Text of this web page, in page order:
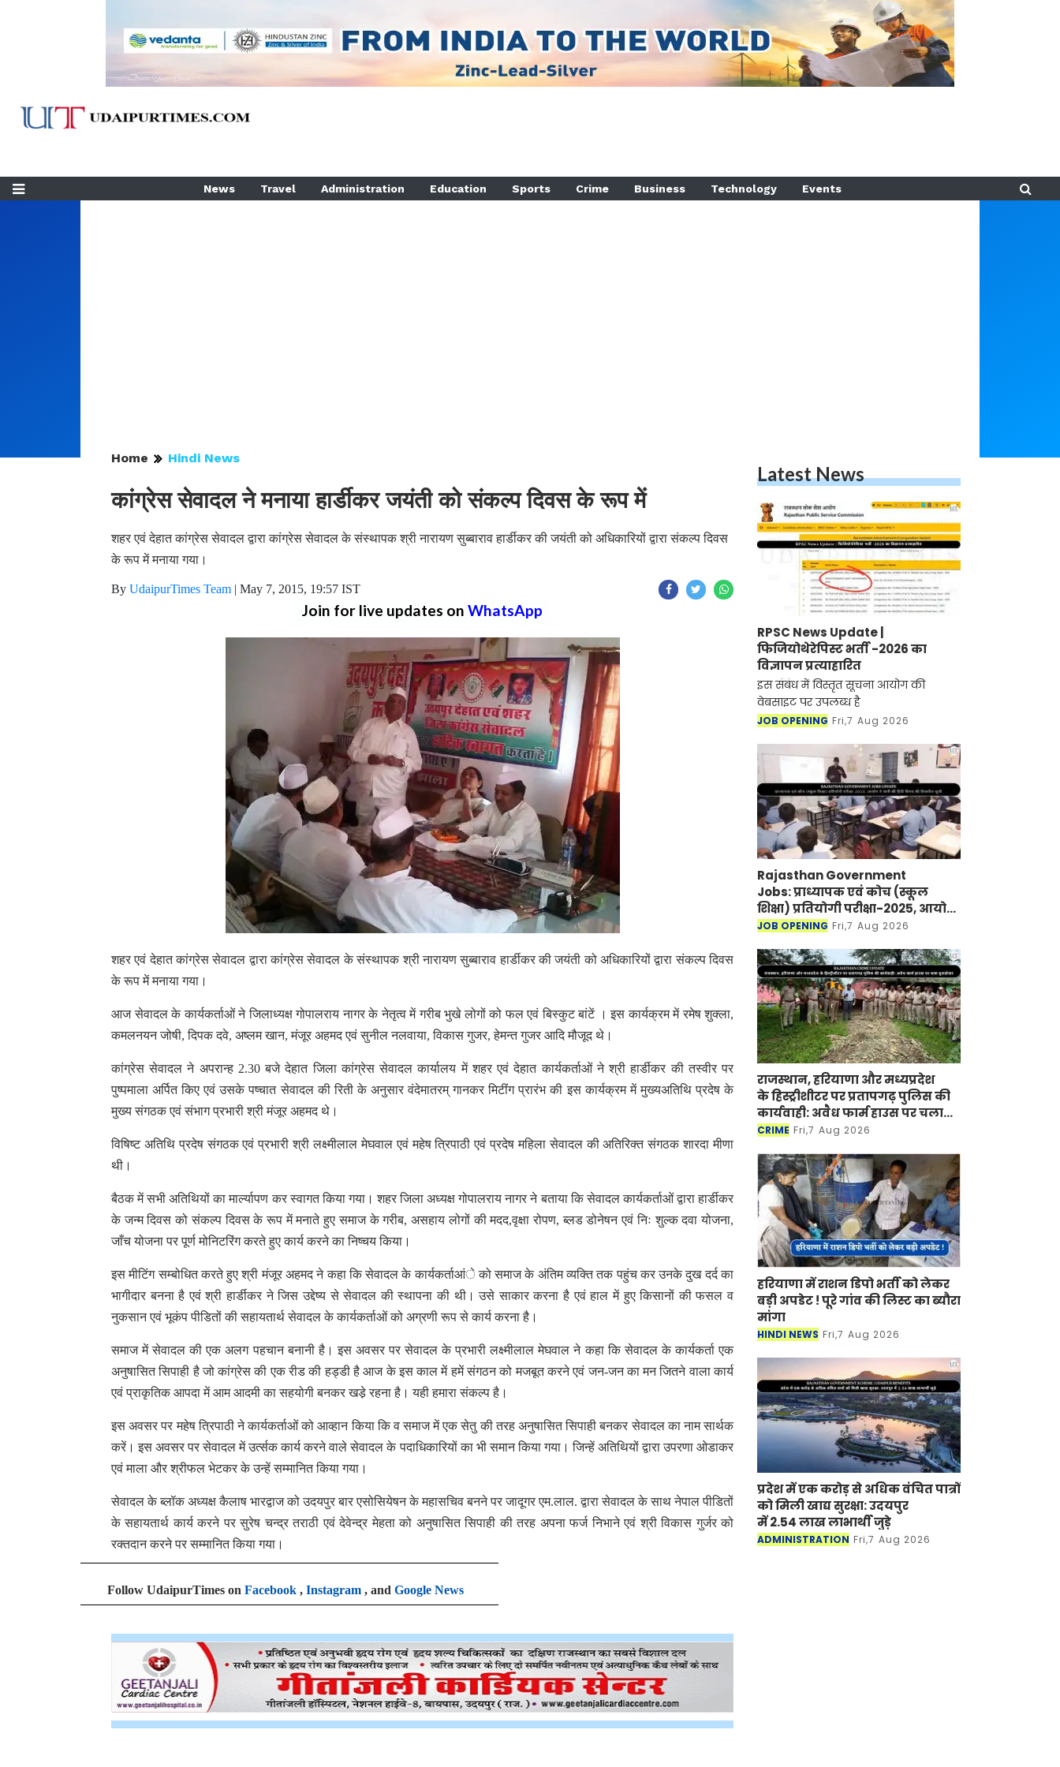
News Travel Administration Education Sports Crime Business Technology Events
Home Hindi News
कांग्रेस सेवादल ने मनाया हार्डीकर जयंती को संकल्प दिवस के रूप में
शहर एवं देहात कांग्रेस सेवादल द्वारा कांग्रेस सेवादल के संस्थापक श्री नारायण सुब्बाराव हार्डीकर की जयंती को अधिकारियों द्वारा संकल्प दिवस
के रूप में मनाया गया।
By UdaipurTimes Team | May 7, 2015, 19:57 IST
Join for live updates on WhatsApp
शहर एवं देहात कांग्रेस सेवादल द्वारा कांग्रेस सेवादल के संस्थापक श्री नारायण सुब्बाराव हार्डीकर की जयंती को अधिकारियों द्वारा संकल्प दिवस
के रूप में मनाया गया।
आज सेवादल के कार्यकर्ताओं ने जिलाध्यक्ष गोपालराय नागर के नेतृत्व में गरीब भुखे लोगों को फल एवं बिस्कुट बांटें । इस कार्यक्रम में रमेष शुक्ला,
कमलनयन जोषी, दिपक दवे, अष्लम खान, मंजूर अहमद एवं सुनील नलवाया, विकास गुजर, हेमन्त गुजर आदि मौजूद थे।
कांग्रेस सेवादल ने अपरान्ह 2.30 बजे देहात जिला कांग्रेस सेवादल कार्यालय में शहर एवं देहात कार्यकर्ताओं ने श्री हार्डीकर की तस्वीर पर
पुष्पमाला अर्पित किए एवं उसके पष्चात सेवादल की रिती के अनुसार वंदेमातरम् गानकर मिटींग प्रारंभ की इस कार्यक्रम में मुख्यअतिथि प्रदेष के
मुख्य संगठक एवं संभाग प्रभारी श्री मंजूर अहमद थे।
विषिष्ट अतिथि प्रदेष संगठक एवं प्रभारी श्री लक्ष्मीलाल मेघवाल एवं महेष त्रिपाठी एवं प्रदेष महिला सेवादल की अतिरिक्त संगठक शारदा मीणा
थी।
बैठक में सभी अतिथियों का मार्ल्यापण कर स्वागत किया गया। शहर जिला अध्यक्ष गोपालराय नागर ने बताया कि सेवादल कार्यकर्ताओं द्वारा हार्डीकर
के जन्म दिवस को संकल्प दिवस के रूप में मनाते हुए समाज के गरीब, असहाय लोगों की मदद,वृक्षा रोपण, ब्लड डोनेषन एवं निः शुल्क दवा योजना,
जाँच योजना पर पूर्ण मोनिटरिंग करते हुए कार्य करने का निष्चय किया।
इस मीटिंग सम्बोधित करते हुए श्री मंजूर अहमद ने कहा कि सेवादल के कार्यकर्ताआंे को समाज के अंतिम व्यक्ति तक पहुंच कर उनके दुख दर्द का
भागीदार बनना है एवं श्री हार्डीकर ने जिस उद्देष्य से सेवादल की स्थापना की थी। उसे साकार करना है एवं हाल में हुए किसानों की फसल व
नुकसान एवं भूकंप पीडितों की सहायतार्थ सेवादल के कार्यकर्ताओं को अग्रणी रूप से कार्य करना है।
समाज में सेवादल की एक अलग पहचान बनानी है। इस अवसर पर सेवादल के प्रभारी लक्ष्मीलाल मेघवाल ने कहा कि सेवादल के कार्यकर्ता एक
अनुषासित सिपाही है जो कांग्रेस की एक रीड की हड्डी है आज के इस काल में हमें संगठन को मजबूत करने एवं जन-जन का मन जितने वाला कार्य
एवं प्राकृतिक आपदा में आम आदमी का सहयोगी बनकर खडे़ रहना है। यही हमारा संकल्प है।
इस अवसर पर महेष त्रिपाठी ने कार्यकर्ताओं को आव्हान किया कि व समाज में एक सेतु की तरह अनुषासित सिपाही बनकर सेवादल का नाम सार्थक
करें। इस अवसर पर सेवादल में उर्त्सक कार्य करने वाले सेवादल के पदाधिकारियों का भी समान किया गया। जिन्हें अतिथियों द्वारा उपरणा ओडाकर
एवं माला और श्रीफल भेटकर के उन्हें सम्मानित किया गया।
सेवादल के ब्लॉक अध्यक्ष कैलाष भारद्वाज को उदयपुर बार एसोसियेषन के महासचिव बनने पर जादूगर एम.लाल. द्वारा सेवादल के साथ नेपाल पीडितों
के सहायतार्थ कार्य करने पर सुरेष चन्द्र तराठी एवं देवेन्द्र मेहता को अनुषासित सिपाही की तरह अपना फर्ज निभाने एवं श्री विकास गुर्जर को
रक्तदान करने पर सम्मानित किया गया।
Follow UdaipurTimes on Facebook , Instagram , and Google News
Latest News
RPSC News Update |
फिजियोथेरेपिस्ट भर्ती -2026 का
विज्ञापन प्रत्याहारित
इस संबंध में विस्तृत सूचना आयोग की
वेबसाइट पर उपलब्ध है
JOB OPENING Fri,7 Aug 2026
Rajasthan Government
Jobs: प्राध्यापक एवं कोच (स्कूल
शिक्षा) प्रतियोगी परीक्षा-2025, आयोग
ने जारी की हिंदी विषय की विचारित
JOB OPENING Fri,7 Aug 2026
राजस्थान, हरियाणा और मध्यप्रदेश
के हिस्ट्रीशीटर पर प्रतापगढ़ पुलिस की
कार्यवाही: अवैध फार्म हाउस पर चला
बुलडोजर
CRIME Fri,7 Aug 2026
हरियाणा में राशन डिपो भर्ती को लेकर
बड़ी अपडेट ! पूरे गांव की लिस्ट का ब्यौरा
मांगा
HINDI NEWS Fri,7 Aug 2026
प्रदेश में एक करोड़ से अधिक वंचित पात्रों
को मिली खाद्य सुरक्षा: उदयपुर
में 2.54 लाख लाभार्थी जुड़े
ADMINISTRATION Fri,7 Aug 2026